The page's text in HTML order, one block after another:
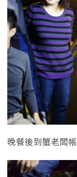
晚餐後到蟹老闆